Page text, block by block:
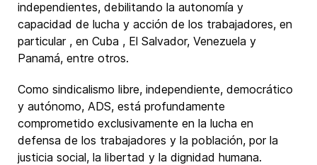
independientes, debilitando la autonomía y
capacidad de lucha y acción de los trabajadores, en
particular , en Cuba , El Salvador, Venezuela y
Panamá, entre otros.
Como sindicalismo libre, independiente, democrático
y autónomo, ADS, está profundamente
comprometido exclusivamente en la lucha en
defensa de los trabajadores y la población, por la
justicia social, la libertad y la dignidad humana.